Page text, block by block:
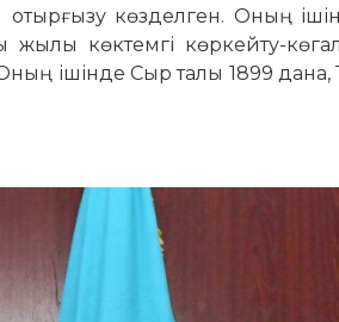
отырғызу көзделген. Оның
көктемгі көркейту-
ішінде Сыр талы 1899 дана,